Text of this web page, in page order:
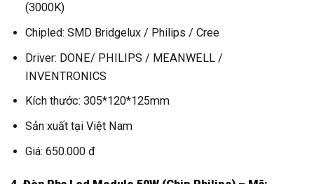
(3000K)
Chipled: SMD Bridgelux / Philips / Cree
Driver: DONE/ PHILIPS / MEANWELL /
INVENTRONICS
Kích thước: 305*120*125mm
Sản xuất tại Việt Nam
Giá: 650.000 đ